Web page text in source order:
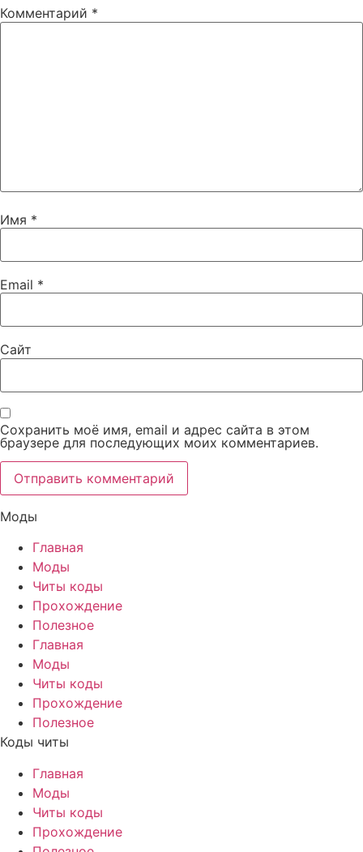
Комментарий *
Имя *
Email *
Сайт
Сохранить моё имя, email и адрес сайта в этом
браузере для последующих моих комментариев.
Моды
Главная
Моды
Читы коды
Прохождение
Полезное
Главная
Моды
Читы коды
Прохождение
Полезное
Коды читы
Главная
Моды
Читы коды
Прохождение